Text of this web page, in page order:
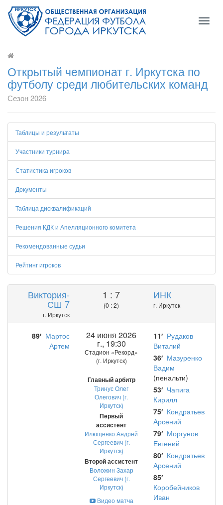
Открытый чемпионат г. Иркутска по
футболу среди любительских команд
Сезон 2026
Таблицы и результаты
Участники турнира
Статистика игроков
Документы
Таблица дисквалификаций
Решения КДК и Апелляционного комитета
Рекомендованные судьи
Рейтинг игроков
Виктория-
СШ 7
г. Иркутск
1 : 7
(0 : 2)
ИНК
г. Иркутск
89′ Мартос
Артем
24 июня 2026
г., 19:30
Стадион «Рекорд»
(г. Иркутск)
Главный арбитр
Тринус Олег
Олегович (г.
Иркутск)
Первый
ассистент
Илющенко Андрей
Сергеевич (г.
Иркутск)
Второй ассистент
Воложин Захар
Сергеевич (г.
Иркутск)
Видео матча
11′ Рудаков
Виталий
36′ Мазуренко
Вадим
(пенальти)
53′ Чапига
Кирилл
75′ Кондратьев
Арсений
79′ Моргунов
Евгений
80′ Кондратьев
Арсений
85′
Коробейников
Иван